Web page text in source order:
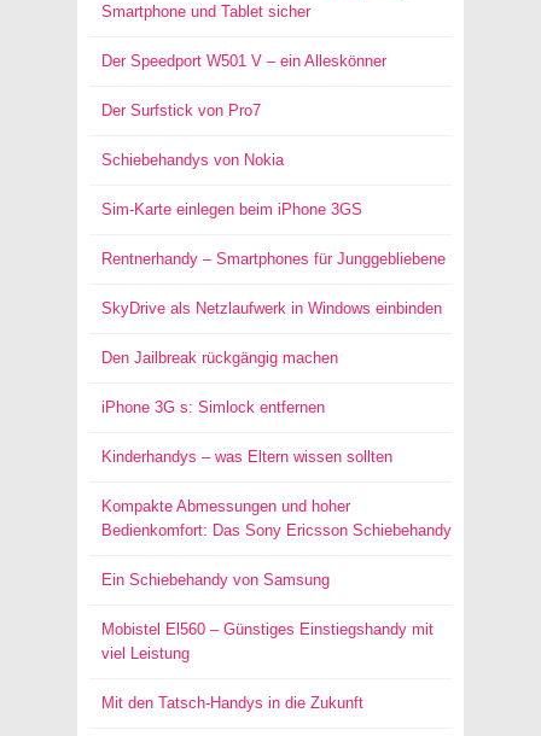
Smartphone und Tablet sicher
Der Speedport W501 V – ein Alleskönner
Der Surfstick von Pro7
Schiebehandys von Nokia
Sim-Karte einlegen beim iPhone 3GS
Rentnerhandy – Smartphones für Junggebliebene
SkyDrive als Netzlaufwerk in Windows einbinden
Den Jailbreak rückgängig machen
iPhone 3G s: Simlock entfernen
Kinderhandys – was Eltern wissen sollten
Kompakte Abmessungen und hoher
Bedienkomfort: Das Sony Ericsson Schiebehandy
Ein Schiebehandy von Samsung
Mobistel El560 – Günstiges Einstiegshandy mit
viel Leistung
Mit den Tatsch-Handys in die Zukunft